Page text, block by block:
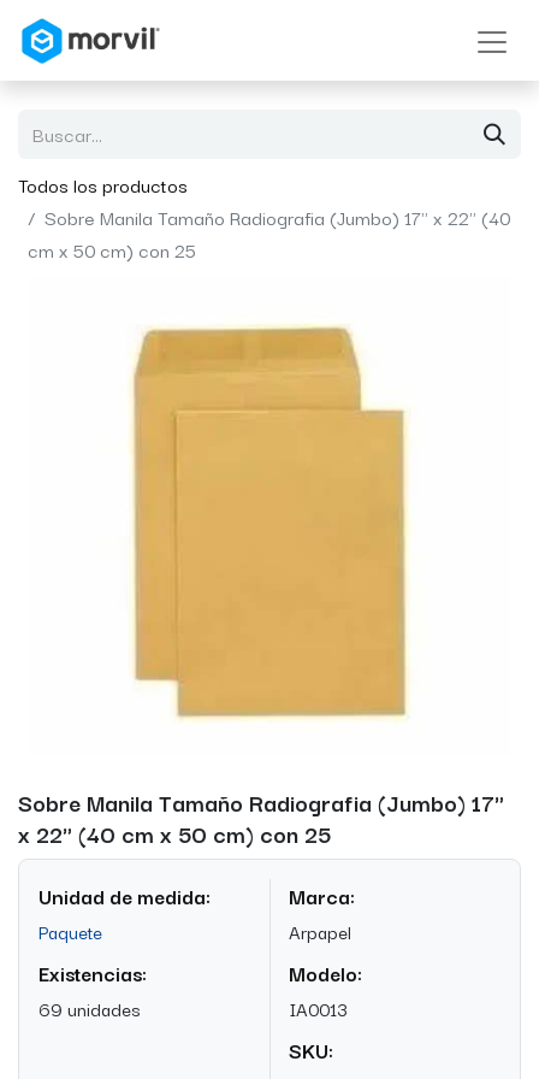
Todos los productos
Sobre Manila Tamaño Radiografia (Jumbo) 17" x 22" (40
cm x 50 cm) con 25
Sobre Manila Tamaño Radiografia (Jumbo) 17"
x 22" (40 cm x 50 cm) con 25
Unidad de medida:
Paquete
Existencias:
69 unidades
Marca:
Arpapel
Modelo:
IA0013
SKU: